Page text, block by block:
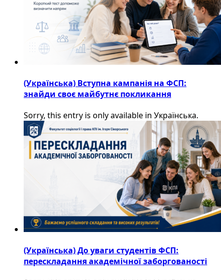
(Українська) Вступна кампанія на ФСП:
знайди своє майбутнє покликання
Sorry, this entry is only available in Українська.
(Українська) До уваги студентів ФСП:
перескладання академічної заборгованості